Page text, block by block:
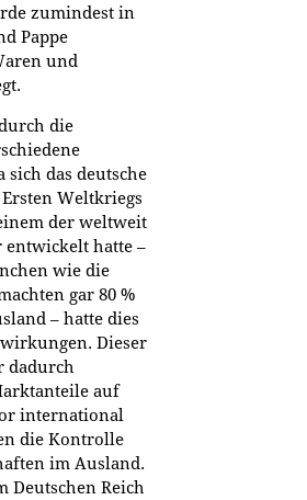
zumindest in
Pappe
und
die
sich das deutsche
Weltkriegs
der weltweit
hatte –
wie die
gar 80 %
– hatte dies
Dieser
dadurch
auf
international
die Kontrolle
im Ausland.
Deutschen Reich